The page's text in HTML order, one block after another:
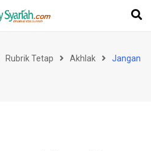
Rubrik Tetap Akhlak
Jangan